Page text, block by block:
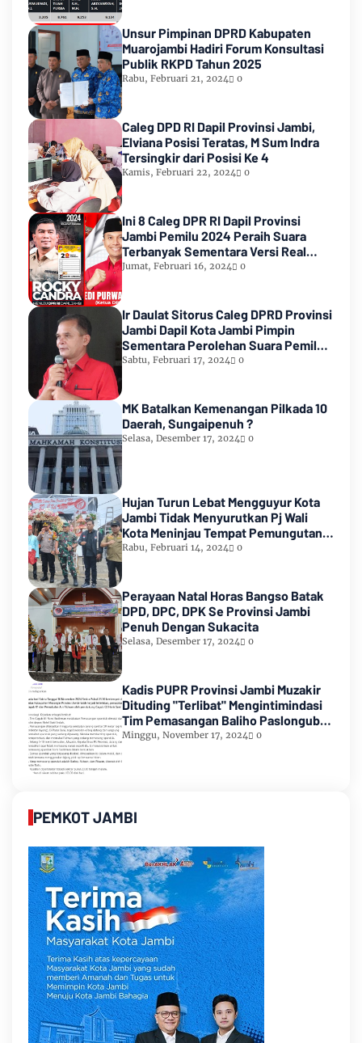
Unsur Pimpinan DPRD Kabupaten
Muarojambi Hadiri Forum Konsultasi
Publik RKPD Tahun 2025
Rabu, Februari 21, 2024 0
Caleg DPD RI Dapil Provinsi Jambi,
Elviana Posisi Teratas, M Sum Indra
Tersingkir dari Posisi Ke 4
Kamis, Februari 22, 2024 0
Ini 8 Caleg DPR RI Dapil Provinsi
Jambi Pemilu 2024 Peraih Suara
Terbanyak Sementara Versi Real
Count KPU RI
Jumat, Februari 16, 2024 0
Ir Daulat Sitorus Caleg DPRD Provinsi
Jambi Dapil Kota Jambi Pimpin
Sementara Perolehan Suara Pemilu
2024
Sabtu, Februari 17, 2024 0
MK Batalkan Kemenangan Pilkada 10
Daerah, Sungaipenuh ?
Selasa, Desember 17, 2024 0
Hujan Turun Lebat Mengguyur Kota
Jambi Tidak Menyurutkan Pj Wali
Kota Meninjau Tempat Pemungutan
Suara Pemilu 2024
Rabu, Februari 14, 2024 0
Perayaan Natal Horas Bangso Batak
DPD, DPC, DPK Se Provinsi Jambi
Penuh Dengan Sukacita
Selasa, Desember 17, 2024 0
Kadis PUPR Provinsi Jambi Muzakir
Dituding "Terlibat" Mengintimindasi
Tim Pemasangan Baliho Paslongub
Romi-Sudirman
Minggu, November 17, 2024 0
PEMKOT JAMBI